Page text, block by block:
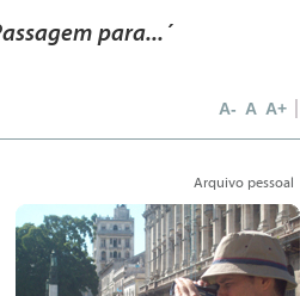
para...´
A- A A+
Arquivo pessoal